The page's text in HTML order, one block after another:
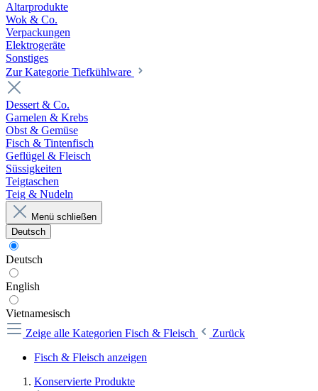
Altarprodukte
Wok & Co.
Verpackungen
Elektrogeräte
Sonstiges
Zur Kategorie Tiefkühlware
Dessert & Co.
Garnelen & Krebs
Obst & Gemüse
Fisch & Tintenfisch
Geflügel & Fleisch
Süssigkeiten
Teigtaschen
Teig & Nudeln
Menü schließen
Deutsch
Deutsch
English
Vietnamesisch
Zeige alle Kategorien Fisch & Fleisch
Zurück
Fisch & Fleisch anzeigen
Konservierte Produkte